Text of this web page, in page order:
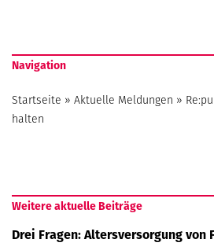
Navigation
Startseite » Aktuelle Meldungen »
halten
Weitere aktuelle Beiträge
Drei Fragen: Altersversorgung